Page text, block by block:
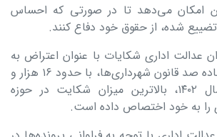
امکان می‌دهد تا در صورتی که احساس
شده، از حقوق خود دفاع کنند.
عدالت اداری شکایات با عنوان اعتراض به
آرای کمیسیون‌های ماده صد قانون شهرداری‌ها، با حدود ۱۶ هزار و
۴۸۶ شکایت در سال ۱۴۰۲، بالاترین میزان شکایت در حوزه
را به خود اختصاص داده است.